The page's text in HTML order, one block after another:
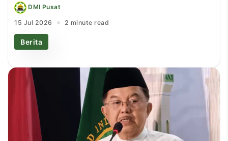
DMI Pusat
15 Jul 2026 2 minute read
Berita